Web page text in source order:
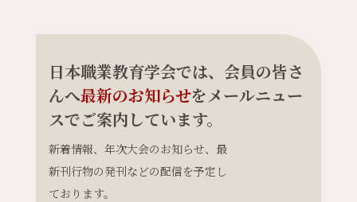
日本職業教育学会では、会員の皆さ
んへ最新のお知らせをメールニュー
スでご案内しています。
新着情報、年次大会のお知らせ、最
新刊行物の発刊などの配信を予定し
ております。